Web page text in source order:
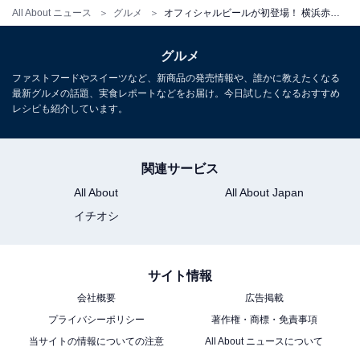
All About ニュース グルメ
グルメ
ファストフードやスイーツなど、新商品の発売情報や、誰かに教えたくなる
最新グルメの話題、実食レポートなどをお届け。今日試したくなるおすすめ
レシピも紹介しています。
関連サービス
All About
All About Japan
イチオシ
サイト情報
会社概要
広告掲載
プライバシーポリシー
著作権・商標・免責事項
当サイトの情報についての注意
All About ニュースについて